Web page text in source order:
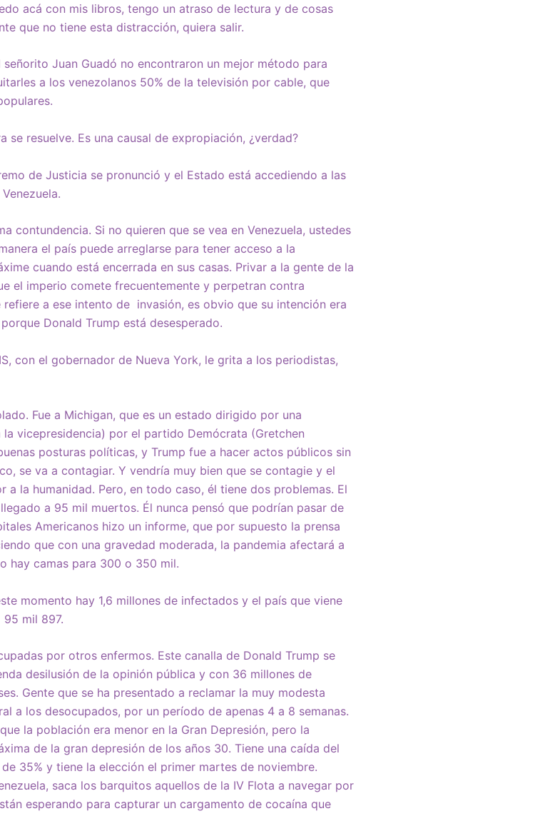
acá con mis libros, tengo un atraso de lectura y de cosas
que no tiene esta distracción, quiera salir.
Juan Guadó no encontraron un mejor método para
a los venezolanos 50% de la televisión por cable, que
se resuelve. Es una causal de expropiación, ¿verdad?
de Justicia se pronunció y el Estado está accediendo a las
contundencia. Si no quieren que se vea en Venezuela, ustedes
el país puede arreglarse para tener acceso a la
cuando está encerrada en sus casas. Privar a la gente de la
el imperio comete frecuentemente y perpetran contra
a ese intento de invasión, es obvio que su intención era
Donald Trump está desesperado.
con el gobernador de Nueva York, le grita a los periodistas,
Fue a Michigan, que es un estado dirigido por una
vicepresidencia) por el partido Demócrata (Gretchen
posturas políticas, y Trump fue a hacer actos públicos sin
se va a contagiar. Y vendría muy bien que se contagie y el
a la humanidad. Pero, en todo caso, él tiene dos problemas. El
a 95 mil muertos. Él nunca pensó que podrían pasar de
Americanos hizo un informe, que por supuesto la prensa
que con una gravedad moderada, la pandemia afectará a
hay camas para 300 o 350 mil.
momento hay 1,6 millones de infectados y el país que viene
mil 897.
por otros enfermos. Este canalla de Donald Trump se
desilusión de la opinión pública y con 36 millones de
Gente que se ha presentado a reclamar la muy modesta
a los desocupados, por un período de apenas 4 a 8 semanas.
la población era menor en la Gran Depresión, pero la
de la gran depresión de los años 30. Tiene una caída del
35% y tiene la elección el primer martes de noviembre.
saca los barquitos aquellos de la IV Flota a navegar por
esperando para capturar un cargamento de cocaína que